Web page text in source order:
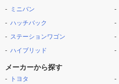
ミニバン
ハッチバック
ステーションワゴン
ハイブリッド
メーカーから探す
トヨタ